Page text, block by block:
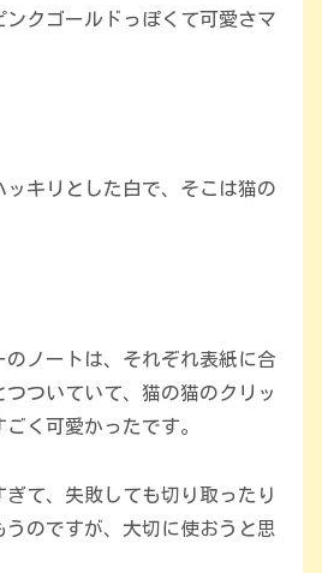
クゴールドっぽくて可愛さマ
キリとした白で、そこは猫の
のノートは、それぞれ表紙に合
ついていて、猫の猫のクリッ
く可愛かったです。
て、失敗しても切り取ったり
のですが、大切に使おうと思